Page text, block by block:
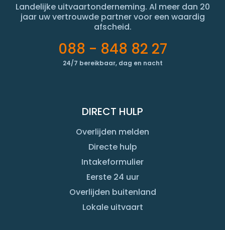
Landelijke uitvaartonderneming. Al meer dan 20
jaar uw vertrouwde partner voor een waardig
afscheid.
088 - 848 82 27
24/7 bereikbaar, dag en nacht
DIRECT HULP
Overlijden melden
Directe hulp
Intakeformulier
Eerste 24 uur
Overlijden buitenland
Lokale uitvaart